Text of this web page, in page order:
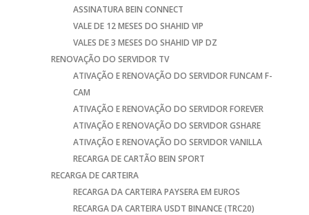
ASSINATURA BEIN CONNECT
VALE DE 12 MESES DO SHAHID VIP
VALES DE 3 MESES DO SHAHID VIP DZ
RENOVAÇÃO DO SERVIDOR TV
ATIVAÇÃO E RENOVAÇÃO DO SERVIDOR FUNCAM F-
CAM
ATIVAÇÃO E RENOVAÇÃO DO SERVIDOR FOREVER
ATIVAÇÃO E RENOVAÇÃO DO SERVIDOR GSHARE
ATIVAÇÃO E RENOVAÇÃO DO SERVIDOR VANILLA
RECARGA DE CARTÃO BEIN SPORT
RECARGA DE CARTEIRA
RECARGA DA CARTEIRA PAYSERA EM EUROS
RECARGA DA CARTEIRA USDT BINANCE (TRC20)